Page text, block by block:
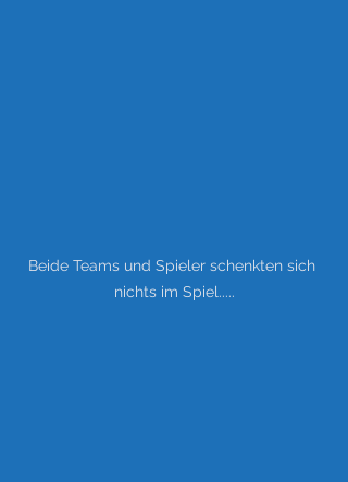
Beide Teams und Spieler schenkten sich
nichts im Spiel.....